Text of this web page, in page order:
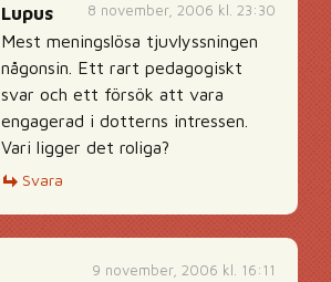
8 november, 2006 kl. 23:30
Lupus
Mest meningslösa tjuvlyssningen
någonsin. Ett rart pedagogiskt
svar och ett försök att vara
engagerad i dotterns intressen.
Vari ligger det roliga?
Svara
9 november, 2006 kl. 16:11